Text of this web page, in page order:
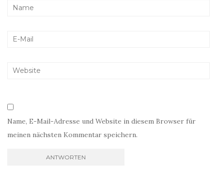
Name, E-Mail-Adresse und Website in diesem Browser für
meinen nächsten Kommentar speichern.